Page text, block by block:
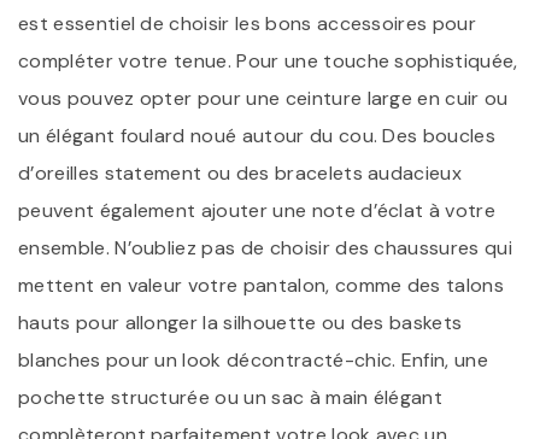
est essentiel de choisir les bons accessoires pour
compléter votre tenue. Pour une touche sophistiquée,
vous pouvez opter pour une ceinture large en cuir ou
un élégant foulard noué autour du cou. Des boucles
d’oreilles statement ou des bracelets audacieux
peuvent également ajouter une note d’éclat à votre
ensemble. N’oubliez pas de choisir des chaussures qui
mettent en valeur votre pantalon, comme des talons
hauts pour allonger la silhouette ou des baskets
blanches pour un look décontracté-chic. Enfin, une
pochette structurée ou un sac à main élégant